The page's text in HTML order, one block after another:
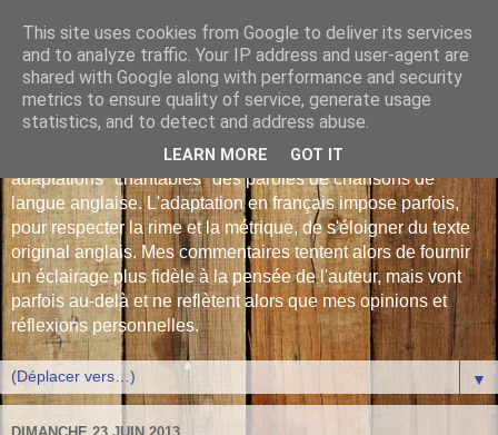
Les Monophonies de
Polyphrène
Versions françaises inédites : déjà plus de 510 traductions -
adaptations "chantables" des paroles de chansons de
langue anglaise. L'adaptation en français impose parfois,
pour respecter la rime et la métrique, de s'éloigner du texte
original anglais. Mes commentaires tentent alors de fournir
un éclairage plus fidèle à la pensée de l'auteur, mais vont
parfois au-delà et ne reflètent alors que mes opinions et
réflexions personnelles.
▼
DIMANCHE 23 JUIN 2013
This site uses cookies from Google to deliver its services
and to analyze traffic. Your IP address and user-agent are
shared with Google along with performance and security
metrics to ensure quality of service, generate usage
statistics, and to detect and address abuse.
LEARN MORE GOT IT